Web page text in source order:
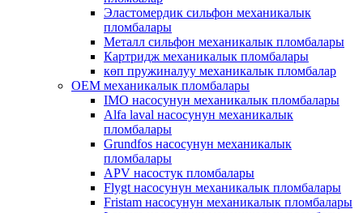
Эластомердик сильфон механикалык
пломбалары
Металл сильфон механикалык пломбалары
Картридж механикалык пломбалары
көп пружиналуу механикалык пломбалар
OEM механикалык пломбалары
IMO насосунун механикалык пломбалары
Alfa laval насосунун механикалык
пломбалары
Grundfos насосунун механикалык
пломбалары
APV насостук пломбалары
Flygt насосунун механикалык пломбалары
Fristam насосунун механикалык пломбалары